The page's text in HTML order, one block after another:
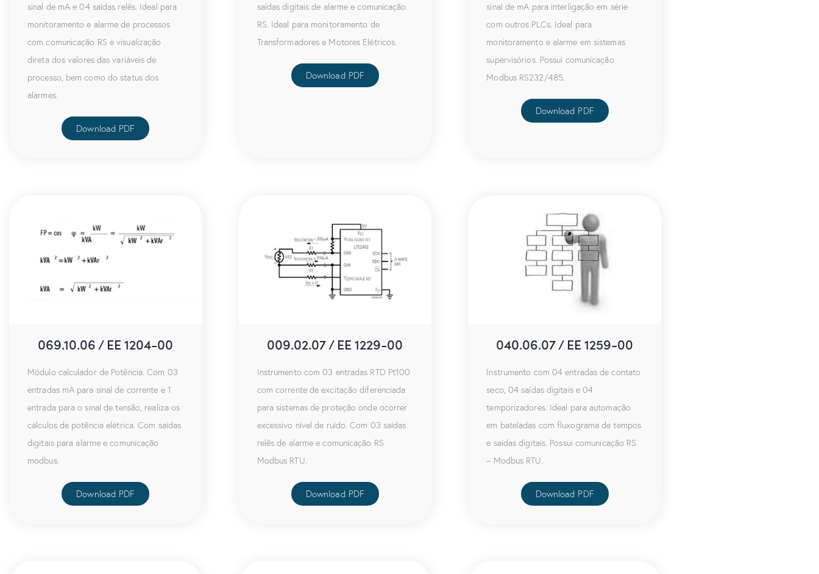
sinal de mA e 04 saídas relês. Ideal para
monitoramento e alarme de processos
com comunicação RS e visualização
direta dos valores das variáveis de
processo, bem como do status dos
alarmes.
Download PDF
saídas digitais de alarme e comunicação
RS. Ideal para monitoramento de
Transformadores e Motores Elétricos.
Download PDF
sinal de mA para interligação em série
com outros PLCs. Ideal para
monitoramento e alarme em sistemas
supervisórios. Possui comunicação
Modbus RS232/485.
Download PDF
069.10.06 / EE 1204-00
Módulo calculador de Potência. Com 03
entradas mA para sinal de corrente e 1
entrada para o sinal de tensão, realiza os
cálculos de potência elétrica. Com saídas
digitais para alarme e comunicação
modbus.
Download PDF
009.02.07 / EE 1229-00
Instrumento com 03 entradas RTD Pt100
com corrente de excitação diferenciada
para sistemas de proteção onde ocorrer
excessivo nível de ruído. Com 03 saídas
relês de alarme e comunicação RS
Modbus RTU.
Download PDF
040.06.07 / EE 1259-00
Instrumento com 04 entradas de contato
seco, 04 saídas digitais e 04
temporizadores. Ideal para automação
em bateladas com fluxograma de tempos
e saídas digitais. Possui comunicação RS
– Modbus RTU.
Download PDF